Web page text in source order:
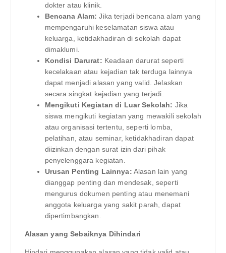
dokter atau klinik.
Bencana Alam: Jika terjadi bencana alam yang
mempengaruhi keselamatan siswa atau
keluarga, ketidakhadiran di sekolah dapat
dimaklumi.
Kondisi Darurat: Keadaan darurat seperti
kecelakaan atau kejadian tak terduga lainnya
dapat menjadi alasan yang valid. Jelaskan
secara singkat kejadian yang terjadi.
Mengikuti Kegiatan di Luar Sekolah: Jika
siswa mengikuti kegiatan yang mewakili sekolah
atau organisasi tertentu, seperti lomba,
pelatihan, atau seminar, ketidakhadiran dapat
diizinkan dengan surat izin dari pihak
penyelenggara kegiatan.
Urusan Penting Lainnya: Alasan lain yang
dianggap penting dan mendesak, seperti
mengurus dokumen penting atau menemani
anggota keluarga yang sakit parah, dapat
dipertimbangkan.
Alasan yang Sebaiknya Dihindari